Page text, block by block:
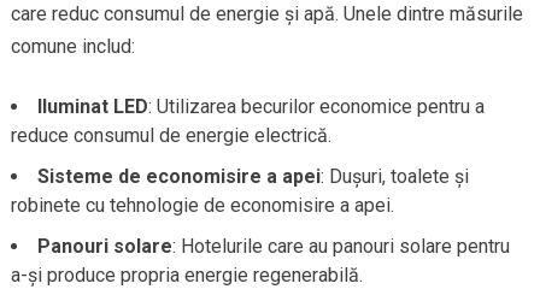
care reduc consumul de energie și apă. Unele dintre măsurile
comune includ:
Iluminat LED: Utilizarea becurilor economice pentru a
reduce consumul de energie electrică.
Sisteme de economisire a apei: Dușuri, toalete și
robinete cu tehnologie de economisire a apei.
Panouri solare: Hotelurile care au panouri solare pentru
a-și produce propria energie regenerabilă.